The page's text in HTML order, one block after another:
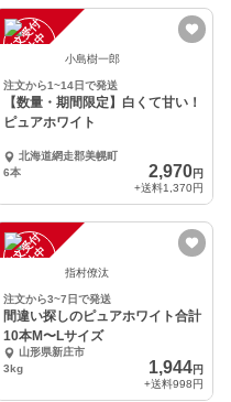
注
文
受
付
停
止
中 小島樹一郎
注文から1~14日で発送
【数量・期間限定】白くて甘い！
ピュアホワイト
北海道網走郡美幌町
6本
2,970円
+送料1,370円
注
文
受
付
停
止
中 指村僚汰
注文から3~7日で発送
間違い探しのピュアホワイト合計
10本M〜Lサイズ
山形県新庄市
3kg
1,944円
+送料998円